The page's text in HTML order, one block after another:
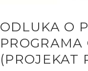
ODLUKA O
(PROJEKAT